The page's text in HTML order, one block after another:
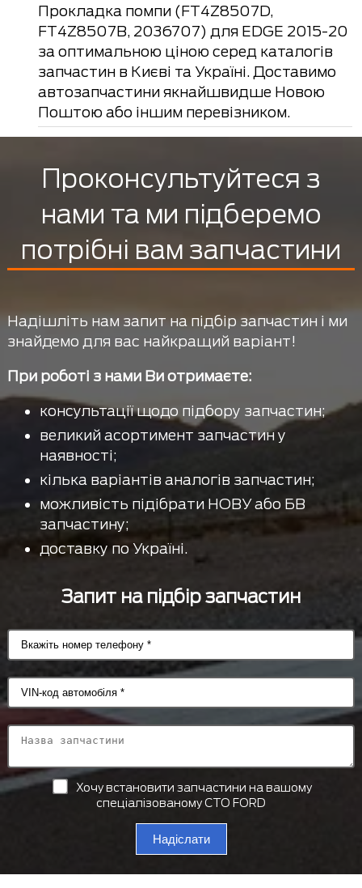
Прокладка помпи (FT4Z8507D,
FT4Z8507B, 2036707) для EDGE 2015-20
за оптимальною ціною серед каталогів
запчастин в Києві та Україні. Доставимо
автозапчастини якнайшвидше Новою
Поштою або іншим перевізником.
Проконсультуйтеся з
нами та ми підберемо
потрібні вам запчастини
Надішліть нам запит на підбір запчастин і ми
знайдемо для вас найкращий варіант!
При роботі з нами Ви отримаєте:
консультації щодо підбору запчастин;
великий асортимент запчастин у
наявності;
кілька варіантів аналогів запчастин;
можливість підібрати НОВУ або БВ
запчастину;
доставку по Україні.
Запит на підбір запчастин
Хочу встановити запчастини на вашому
спеціалізованому СТО FORD
Надіслати